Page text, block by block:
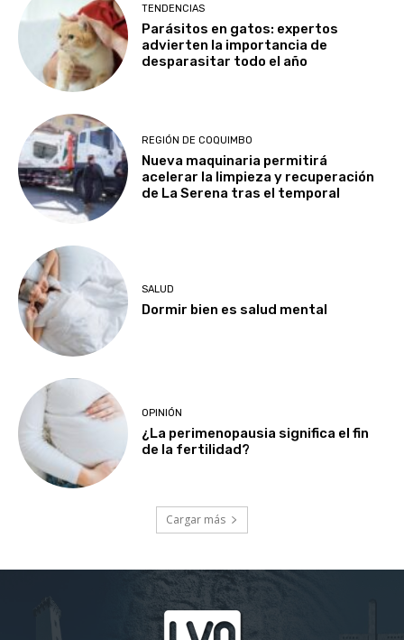
TENDENCIAS
Parásitos en gatos: expertos
advierten la importancia de
desparasitar todo el año
REGIÓN DE COQUIMBO
Nueva maquinaria permitirá
acelerar la limpieza y recuperación
de La Serena tras el temporal
SALUD
Dormir bien es salud mental
OPINIÓN
¿La perimenopausia significa el fin
de la fertilidad?
Cargar más